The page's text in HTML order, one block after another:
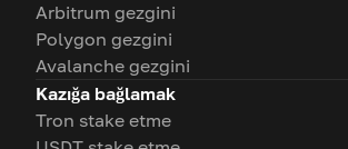
Arbitrum gezgini
Polygon gezgini
Avalanche gezgini
Kazığa bağlamak
Tron stake etme